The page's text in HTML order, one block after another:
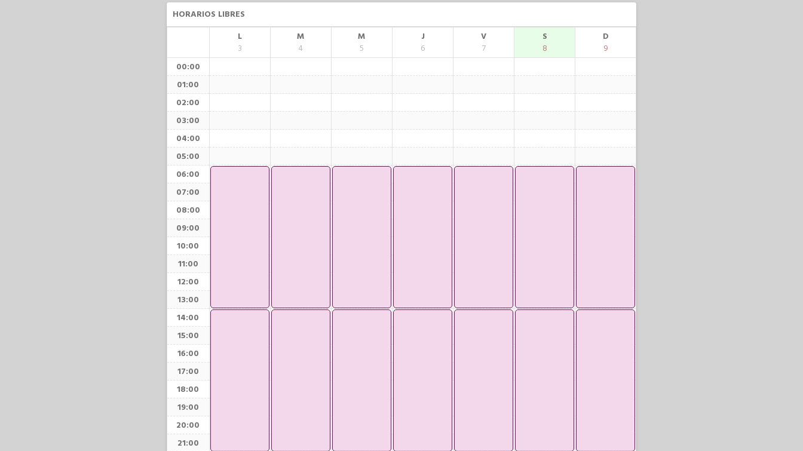
HORARIOS LIBRES
L
3
M
4
M
5
J
6
V
7
S
8
D
9
00:00
01:00
02:00
03:00
04:00
05:00
06:00
07:00
08:00
09:00
10:00
11:00
12:00
13:00
14:00
15:00
16:00
17:00
18:00
19:00
20:00
21:00